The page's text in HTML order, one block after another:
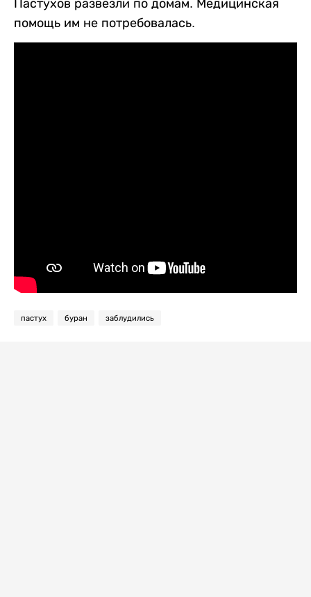
Пастухов развезли по домам. Медицинская
помощь им не потребовалась.
пастух буран заблудились